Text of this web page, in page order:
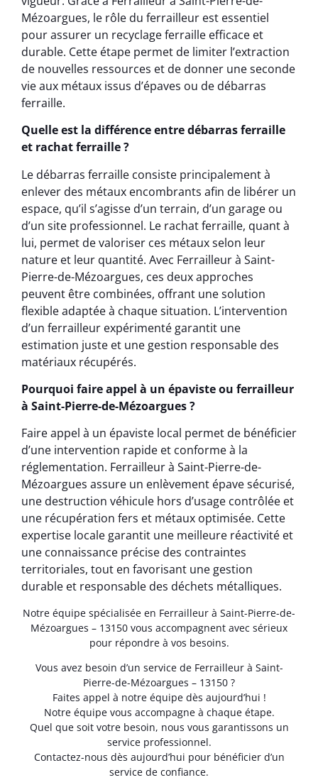
Mézoargues, le rôle du ferrailleur est essentiel
pour assurer un recyclage ferraille efficace et
durable. Cette étape permet de limiter l’extraction
de nouvelles ressources et de donner une seconde
vie aux métaux issus d’épaves ou de débarras
ferraille.
Quelle est la différence entre débarras ferraille
et rachat ferraille ?
Le débarras ferraille consiste principalement à
enlever des métaux encombrants afin de libérer un
espace, qu’il s’agisse d’un terrain, d’un garage ou
d’un site professionnel. Le rachat ferraille, quant à
lui, permet de valoriser ces métaux selon leur
nature et leur quantité. Avec Ferrailleur à Saint-
Pierre-de-Mézoargues, ces deux approches
peuvent être combinées, offrant une solution
flexible adaptée à chaque situation. L’intervention
d’un ferrailleur expérimenté garantit une
estimation juste et une gestion responsable des
matériaux récupérés.
Pourquoi faire appel à un épaviste ou ferrailleur
à Saint-Pierre-de-Mézoargues ?
Faire appel à un épaviste local permet de bénéficier
d’une intervention rapide et conforme à la
réglementation. Ferrailleur à Saint-Pierre-de-
Mézoargues assure un enlèvement épave sécurisé,
une destruction véhicule hors d’usage contrôlée et
une récupération fers et métaux optimisée. Cette
expertise locale garantit une meilleure réactivité et
une connaissance précise des contraintes
territoriales, tout en favorisant une gestion
durable et responsable des déchets métalliques.
Notre équipe spécialisée en Ferrailleur à Saint-Pierre-de-
Mézoargues – 13150 vous accompagnent avec sérieux
pour répondre à vos besoins.
Vous avez besoin d’un service de Ferrailleur à Saint-
Pierre-de-Mézoargues – 13150 ?
Faites appel à notre équipe dès aujourd’hui !
Notre équipe vous accompagne à chaque étape.
Quel que soit votre besoin, nous vous garantissons un
service professionnel.
Contactez-nous dès aujourd’hui pour bénéficier d’un
service de confiance.